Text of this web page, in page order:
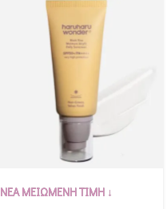
Αγόρασε & κέρδισε 196
ΝΕΑ ΜΕΙΩΜΕΝΗ ΤΙΜΗ ↓